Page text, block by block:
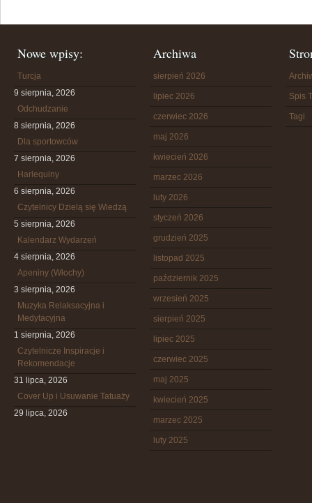
Nowe wpisy:
Turcja
9 sierpnia, 2026
Odchudzanie
8 sierpnia, 2026
Dla sportowców
7 sierpnia, 2026
Harlequiny
6 sierpnia, 2026
Czytelnicy Dzielą się Wiedzą
5 sierpnia, 2026
Kalendarz Wydarzeń
4 sierpnia, 2026
Apeniny (Włochy)
3 sierpnia, 2026
Muzyka Relaksacyjna i
Medytacyjna
1 sierpnia, 2026
Czytelnicze Inspiracje i
Rekomendacje
31 lipca, 2026
Cover Up i Usuwanie Tatuaży
29 lipca, 2026
Archiwa
sierpień 2026
lipiec 2026
czerwiec 2026
maj 2026
kwiecień 2026
marzec 2026
luty 2026
styczeń 2026
grudzień 2025
listopad 2025
październik 2025
wrzesień 2025
sierpień 2025
lipiec 2025
czerwiec 2025
maj 2025
kwiecień 2025
marzec 2025
luty 2025
Spis
Tagi